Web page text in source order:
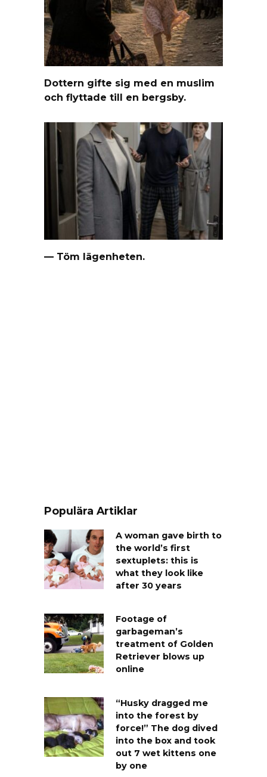
Dottern gifte sig med en muslim
och flyttade till en bergsby.
— Töm lägenheten.
Populära Artiklar
A woman gave birth to
the world’s first
sextuplets: this is
what they look like
after 30 years
Footage of
garbageman’s
treatment of Golden
Retriever blows up
online
“Husky dragged me
into the forest by
force!” The dog dived
into the box and took
out 7 wet kittens one
by one